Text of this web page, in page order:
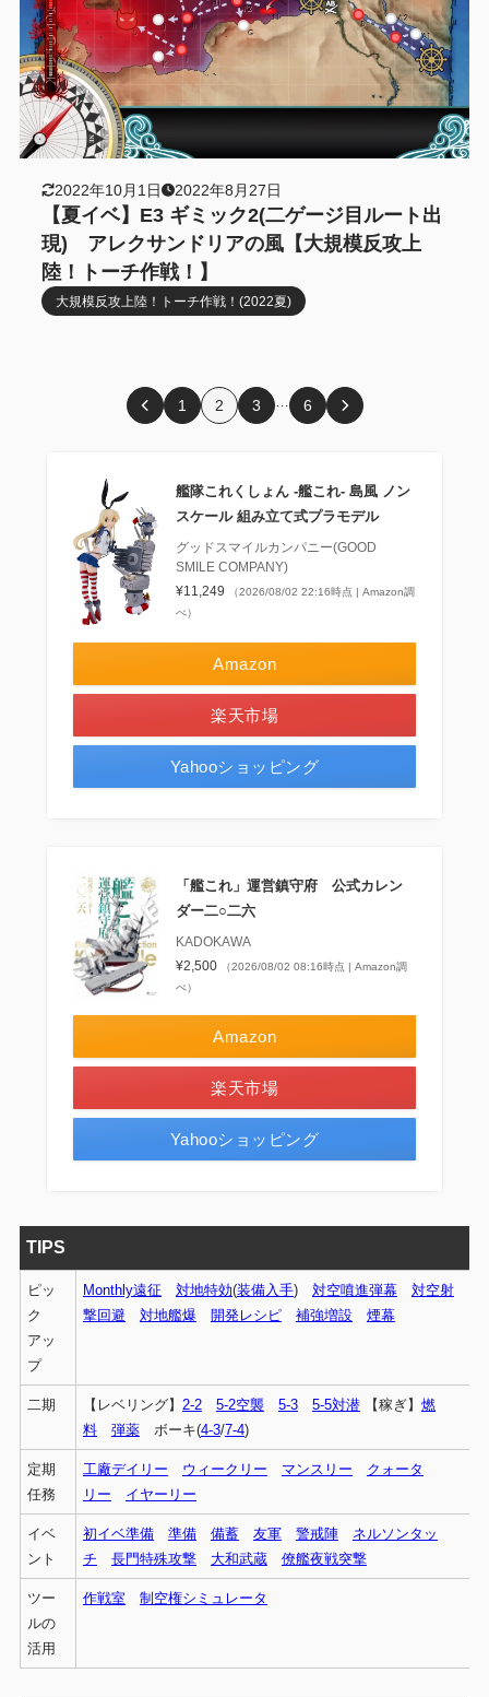
2022年10月1日 2022年8月27日
【夏イベ】E3 ギミック2(二ゲージ目ルート出
現) アレクサンドリアの風【大規模反攻上
陸！トーチ作戦！】
大規模反攻上陸！トーチ作戦！(2022夏)
1 2 3 … 6
艦隊これくしょん ‐艦これ‐ 島風 ノン
スケール 組み立て式プラモデル
グッドスマイルカンパニー(GOOD
SMILE COMPANY)
¥11,249
（2026/08/02 22:16時点 | Amazon調
べ）
Amazon
楽天市場
Yahooショッピング
「艦これ」運営鎮守府 公式カレン
ダー二○二六
KADOKAWA
¥2,500
（2026/08/02 08:16時点 | Amazon調
べ）
Amazon
楽天市場
Yahooショッピング
TIPS
ピッ
ク
アッ
プ
Monthly遠征 対地特効(装備入手) 対空噴進弾幕
対空射
撃回避
対地艦爆 開発レシピ 補強増設 煙幕
二期 【レベリング】 2-2 5-2空襲 5-3 5-5対潜【稼ぎ】 燃
料
弾薬ボーキ(4-3/7-4)
定期
任務
工廠デイリー ウィークリー マンスリー
クォータ
リー
イヤーリー
イベ
ント
初イベ準備 準備 備蓄 友軍 警戒陣
ネルソンタッ
チ
長門特殊攻撃 大和武蔵 僚艦夜戦突撃
ツー
ルの
活用
作戦室 制空権シミュレータ